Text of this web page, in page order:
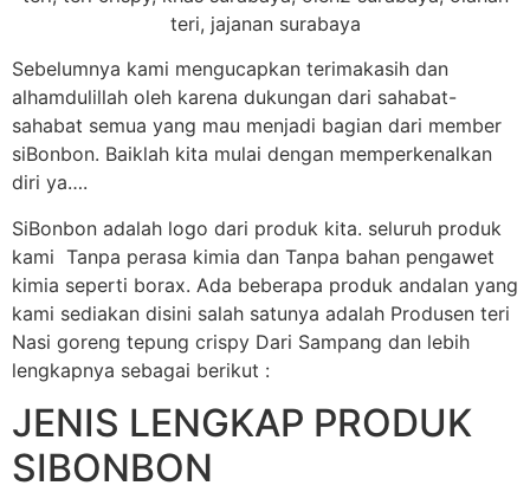
Sebelumnya kami mengucapkan terimakasih dan
alhamdulillah oleh karena dukungan dari sahabat-
sahabat semua yang mau menjadi bagian dari member
siBonbon. Baiklah kita mulai dengan memperkenalkan
diri ya….
SiBonbon adalah logo dari produk kita. seluruh produk
kami Tanpa perasa kimia dan Tanpa bahan pengawet
kimia seperti borax. Ada beberapa produk andalan yang
kami sediakan disini salah satunya adalah Produsen teri
Nasi goreng tepung crispy Dari Sampang dan lebih
lengkapnya sebagai berikut :
JENIS LENGKAP PRODUK
SIBONBON